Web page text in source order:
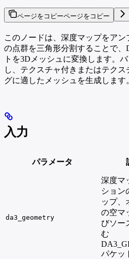
ページをコピーページをコピー
このノードは、深度マップをア
の点群を三角形分割することで、
トを3Dメッシュに変換します。
し、テクスチャ付きまたはテク
グに適したメッシュを生成します
入力
パラメータ
da3_geometry
深度マ
ション
ップ、
の空マ
びソー
む
パケッ